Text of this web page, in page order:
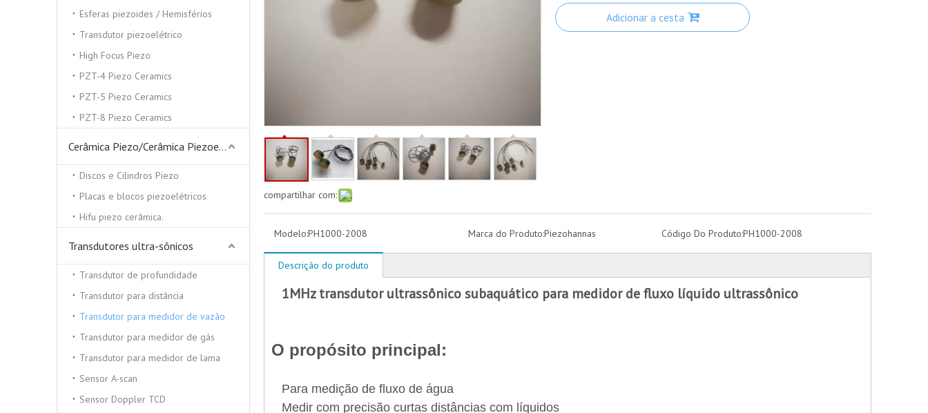
Esferas piezoides / Hemisférios
Transdutor piezoelétrico
High Focus Piezo
PZT-4 Piezo Ceramics
PZT-5 Piezo Ceramics
PZT-8 Piezo Ceramics
Cerâmica Piezo/Cerâmica Piezoelétrica
Discos e Cilindros Piezo
Placas e blocos piezoelétricos
Hifu piezo cerâmica.
Transdutores ultra-sônicos
Transdutor de profundidade
Transdutor para distância
Transdutor para medidor de vazão
Transdutor para medidor de gás
Transdutor para medidor de lama
Sensor A-scan
Sensor Doppler TCD
compartilhar com:
Adicionar a cesta
Modelo:PH1000-2008 Marca do Produto:Piezohannas Código Do Produto:PH1000-2008
Descrição do produto
1MHz transdutor ultrassônico subaquático para medidor de fluxo líquido ultrassônico
O propósito principal:
Para medição de fluxo de água
Medir com precisão curtas distâncias com líquidos